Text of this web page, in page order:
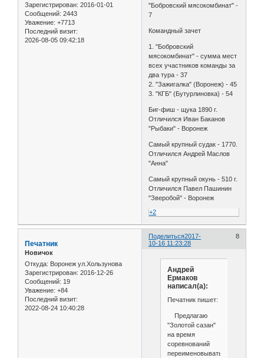
Зарегистрирован: 2016-01-01
Сообщений: 2443
Уважение: +7713
Последний визит:
2026-08-05 09:42:18
"Бобровский мясокомбинат" -
7
Командный зачет
1. "Бобровский
мясокомбинат" - сумма мест
всех участников команды за
два тура - 37
2. "Зажигалка" (Воронеж) - 45
3. "КГБ" (Бутурлиновка) - 54
Биг-фиш - щука 1890 г.
Отличился Иван Баканов
"Рыбаки" - Воронеж
Самый крупный судак - 1770.
Отличился Андрей Маслов
"Анна"
Самый крупный окунь - 510 г.
Отличился Павел Пашинин
"Зверобой" - Воронеж
+2
Поделиться 8
2017-
10-16 11:23:28
Печатник
Новичок
Откуда: Воронеж ул.Хользунова
Зарегистрирован: 2016-12-26
Сообщений: 19
Уважение: +84
Последний визит:
2022-08-24 10:40:28
Андрей
Ермаков
написал(а):
Печатник пишет:
Предлагаю
"Золотой сазан"
на время
соревнований
переименовывать